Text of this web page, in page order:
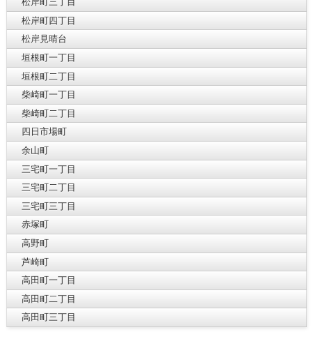
松岸町四丁目
松岸見晴台
垣根町一丁目
垣根町二丁目
柴崎町一丁目
柴崎町二丁目
四日市場町
余山町
三宅町一丁目
三宅町二丁目
三宅町三丁目
赤塚町
高野町
芦崎町
高田町一丁目
高田町二丁目
高田町三丁目